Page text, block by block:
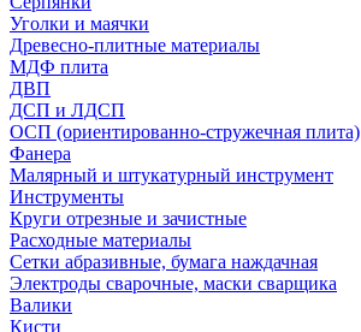
Уголки и маячки
Древесно-плитные материалы
МДФ плита
ДВП
ДСП и ЛДСП
ОСП (ориентированно-стружечная плита)
Фанера
Малярный и штукатурный инструмент
Инструменты
Круги отрезные и зачистные
Расходные материалы
Сетки абразивные, бумага наждачная
Электроды сварочные, маски сварщика
Валики
Кисти